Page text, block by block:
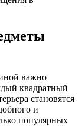
важно
квадратный
становятся
и
популярных